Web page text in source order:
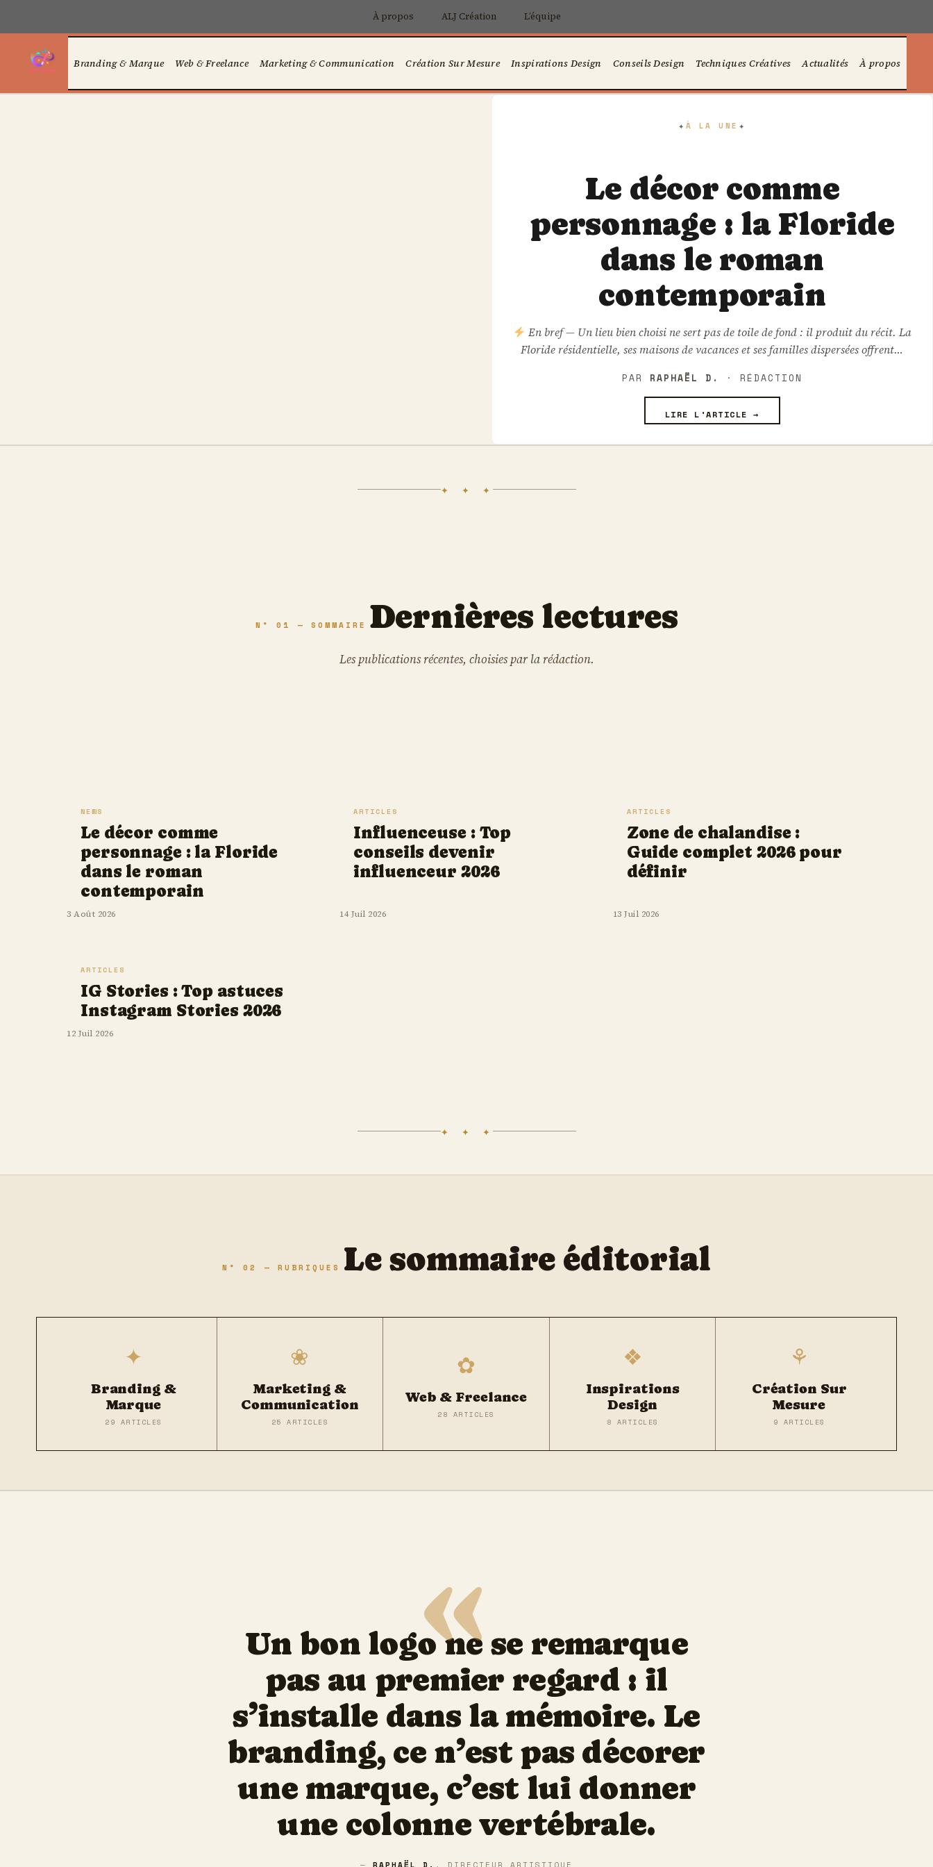
au
contenu
À propos ALJ Création L’équipe
Branding & Marque Web & Freelance Marketing & Communication Création Sur Mesure Inspirations Design Conseils Design Techniques Créatives Actualités À propos
À LA UNE
Le décor comme
personnage : la Floride
dans le roman
contemporain
En bref — Un lieu bien choisi ne sert pas de toile de fond : il produit du récit. La
Floride résidentielle, ses maisons de vacances et ses familles dispersées offrent…
PAR RAPHAËL D. · RÉDACTION
LIRE L'ARTICLE →
✦ ✦ ✦
N° 01 — SOMMAIRE Dernières lectures
Les publications récentes, choisies par la rédaction.
NEWS
Le décor comme
personnage : la Floride
dans le roman
contemporain
3 Août 2026
ARTICLES
Influenceuse : Top
conseils devenir
influenceur 2026
14 Juil 2026
ARTICLES
Zone de chalandise :
Guide complet 2026 pour
définir
13 Juil 2026
ARTICLES
IG Stories : Top astuces
Instagram Stories 2026
12 Juil 2026
✦ ✦ ✦
N° 02 — RUBRIQUES Le sommaire éditorial
✦
Branding &
Marque
29 ARTICLES
❀
Marketing &
Communication
25 ARTICLES
✿
Web & Freelance
28 ARTICLES
❖
Inspirations
Design
8 ARTICLES
⚘
Création Sur
Mesure
9 ARTICLES
«
Un bon logo ne se remarque
pas au premier regard : il
s’installe dans la mémoire. Le
branding, ce n’est pas décorer
une marque, c’est lui donner
une colonne vertébrale.